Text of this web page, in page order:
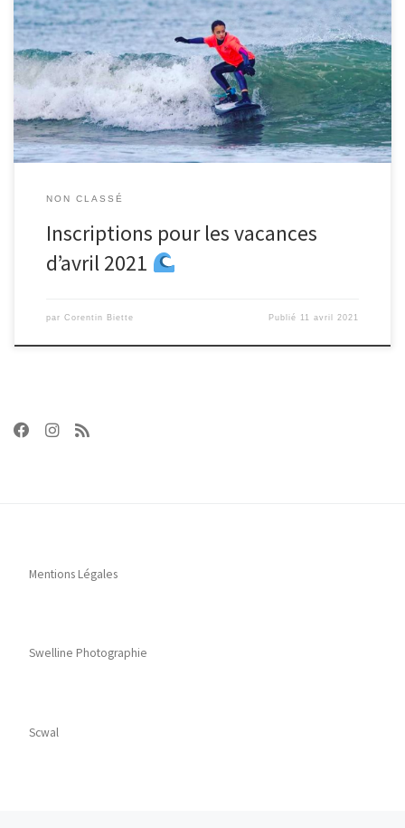
Matsurfschool It’s On
La pratique du surf reste autorisée , les
écoles peuvent continuer à accueillir du public. Uniquement dans
un rayon de 10km autour de son domicile et soumis au respect du
couvre-feu ! Décisions sanitaires pour le sport à partir du 3 avril
2021
La Fédération […]
NON CLASSÉ
Inscriptions pour les vacances
d’avril 2021
par Corentin Biette Publié 11 avril 2021
Mentions Légales
Swelline Photographie
Scwal